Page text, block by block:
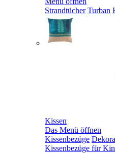
Strandtücher Turban
Kissen
Das Menü öffnen
Kissenbezüge
Kissenbezüge für